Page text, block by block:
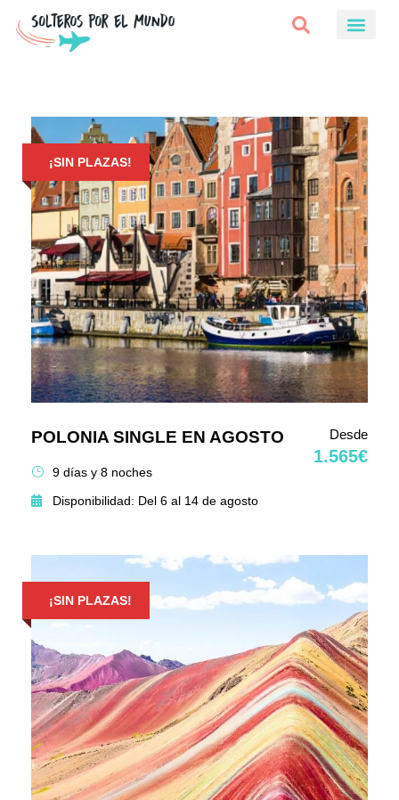
¡SIN PLAZAS!
POLONIA SINGLE EN AGOSTO Desde
1.565€
9 días y 8 noches
Disponibilidad: Del 6 al 14 de agosto
¡SIN PLAZAS!